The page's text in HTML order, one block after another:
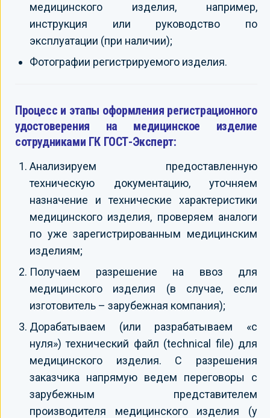
медицинского изделия, например,
инструкция или руководство по
эксплуатации (при наличии);
Фотографии регистрируемого изделия.
Процесс и этапы оформления регистрационного
удостоверения на медицинское изделие
сотрудниками ГК ГОСТ-Эксперт:
Анализируем предоставленную
техническую документацию, уточняем
назначение и технические характеристики
медицинского изделия, проверяем аналоги
по уже зарегистрированным медицинским
изделиям;
Получаем разрешение на ввоз для
медицинского изделия (в случае, если
изготовитель – зарубежная компания);
Дорабатываем (или разрабатываем «с
нуля») технический файл (technical file) для
медицинского изделия. С разрешения
заказчика напрямую ведем переговоры с
зарубежным представителем
производителя медицинского изделия (у